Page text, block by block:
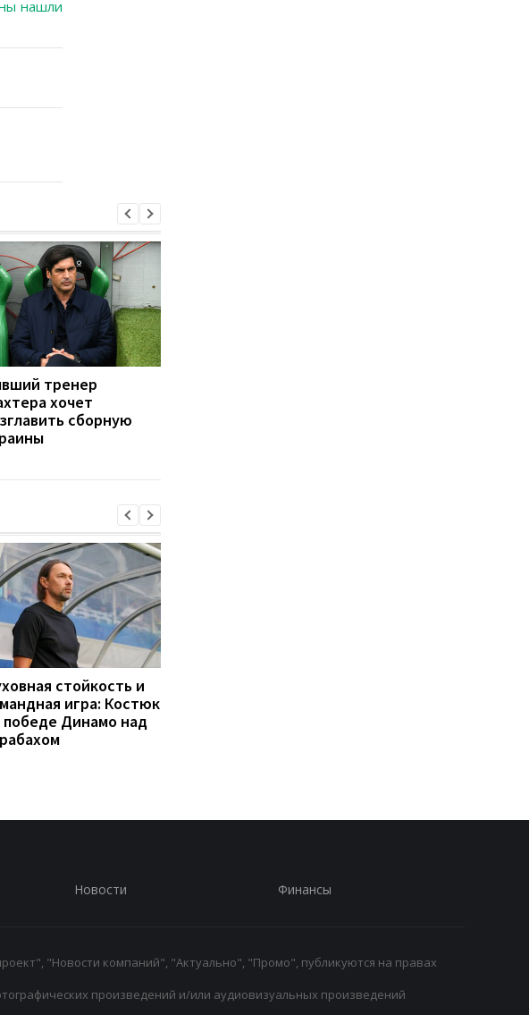
нашли
тренер
хочет
сборную
стойкость и
игра: Костюк
победе Динамо над
Новости Финансы
"Новости компаний", "Актуально", "Промо", публикуются на правах
произведений и/или аудиовизуальных произведений